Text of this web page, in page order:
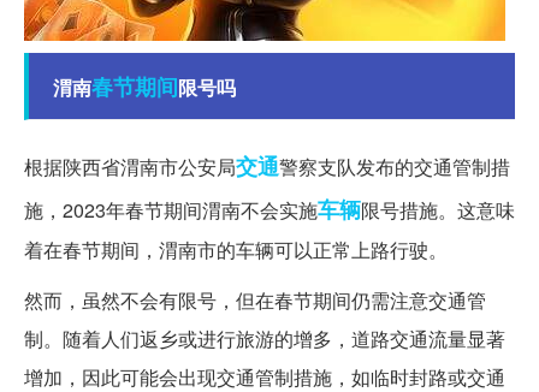
渭南春节期间限号吗
根据陕西省渭南市公安局交通警察支队发布的交通管制措
施，2023年春节期间渭南不会实施车辆限号措施。这意味
着在春节期间，渭南市的车辆可以正常上路行驶。
然而，虽然不会有限号，但在春节期间仍需注意交通管
制。随着人们返乡或进行旅游的增多，道路交通流量显著
增加，因此可能会出现交通管制措施，如临时封路或交通